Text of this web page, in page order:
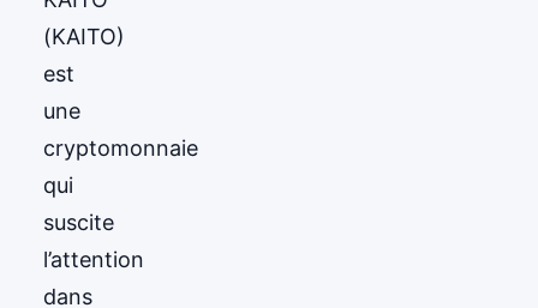
(KAITO)
est
une
cryptomonnaie
qui
suscite
l’attention
dans